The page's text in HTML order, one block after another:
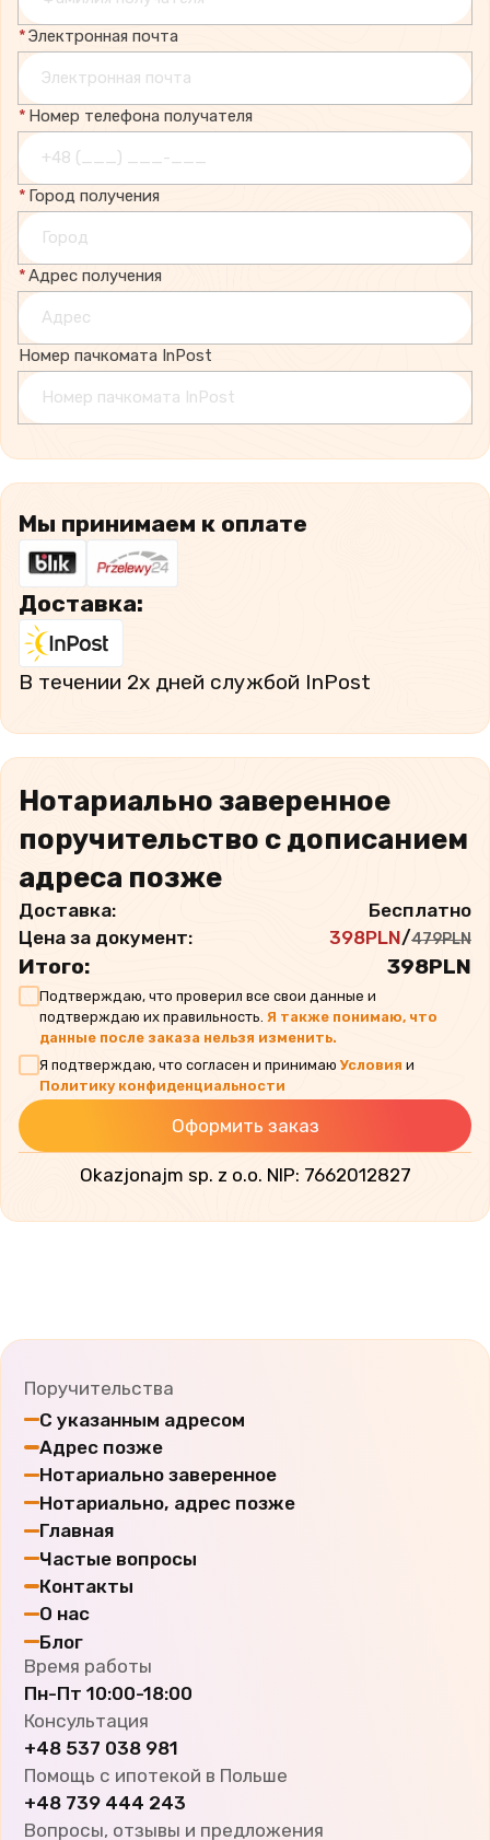
*Электронная почта
* Номер телефона получателя
* Город получения
*Адрес получения
Номер пачкомата InPost
Мы принимаем к оплате
Доставка:
В течении 2х дней cлужбой InPost
Нотариально заверенное
поручительство c дописанием
адреса позже
Доставка:
Бесплатно
Цена за документ:
398PLN/479PLN
Итого: 398PLN
Подтверждаю, что проверил все свои данные и
подтверждаю их правильность. Я также понимаю, что
данные после заказа нельзя изменить.
Я подтверждаю, что согласен и принимаюУсловия и
Политику конфиденциальности
Оформить заказ
Okazjonajm sp. z o.o. NIP: 7662012827
Поручительства
С указанным адресом
Адрес позже
Нотариально заверенное
Нотариально, адрес позже
Главная
Частые вопросы
Контакты
О нас
Блог
Время работы
Пн-Пт 10:00-18:00
Консультация
+48 537 038 981
Помощь с ипотекой в Польше
+48 739 444 243
Вопросы, отзывы и предложения